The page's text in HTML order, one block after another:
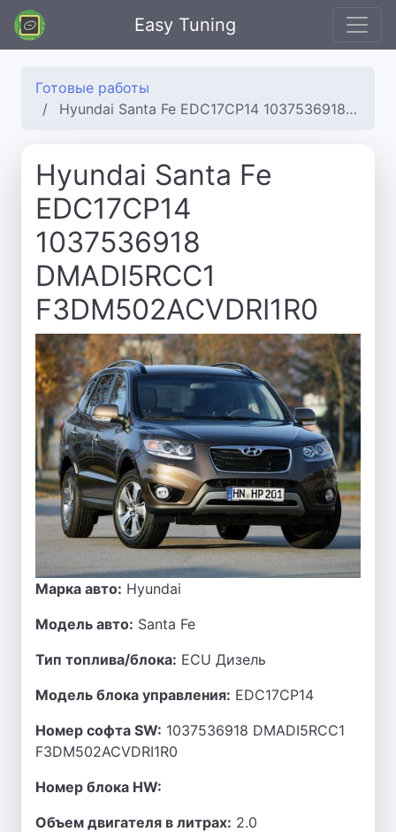
Easy Tuning
Готовые работы
Hyundai Santa Fe EDC17CP14 1037536918 DMADI5RCC1 F3DM502ACVDRI1R0
Hyundai Santa Fe
EDC17CP14
1037536918
DMADI5RCC1
F3DM502ACVDRI1R0
Марка авто: Hyundai
Модель авто: Santa Fe
Тип топлива/блока: ECU Дизель
Модель блока управления: EDC17CP14
Номер софта SW: 1037536918 DMADI5RCC1
F3DM502ACVDRI1R0
Номер блока HW:
Объем двигателя в литрах: 2.0